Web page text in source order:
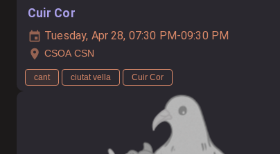
Cuir Cor
Tuesday, Apr 28, 07:30 PM-09:30 PM
CSOA CSN
cant ciutat vella Cuir Cor